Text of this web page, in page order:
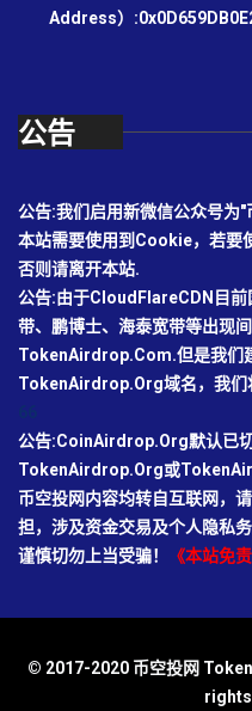
Address）
公告
公告:我们启用新微信公众号为"
本站需要使用到Cookie，若要
否则请离开本站.
公告:由于CloudFlareCDN目
带、鹏博士、海泰宽带等出现
TokenAirdrop.Com.但是我们
TokenAirdrop.Org域名，我们
公告:CoinAirdrop.Org默认已
TokenAirdrop.Org或
币空投网内容均转自互联网，
担，涉及资金交易及个人隐私
谨慎切勿上当受骗！
《本站免
© 2017-2020 币空投网